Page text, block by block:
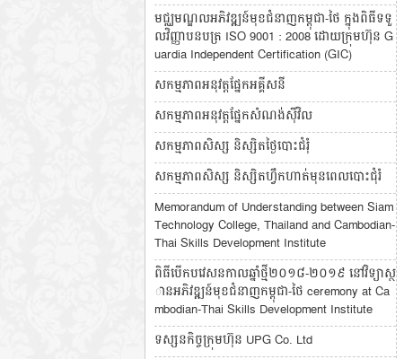
មជ្ឈមណ្ឌលអភិវឌ្ឍន៍មុខជំនាញកម្ពុជា-ថៃ ក្នុងពិធីទទួ
លវិញ្ញាបនបត្រ ISO 9001 : 2008 ដោយក្រុមហ៊ុន G
uardia Independent Certification (GIC)
សកម្មភាពអនុវត្តផ្នែកអគ្គីសនី
សកម្មភាពអនុវត្តផ្នែកសំណង់ស៊ីវិល
សកម្មភាពសិស្ស និស្សិតថ្ងៃបោះជំរុំ
សកម្មភាពសិស្ស​ និស្សិតហ្វឹកហាត់មុនពេលបោះជុំរំ
Memorandum of Understanding between Siam
Technology College, Thailand and Cambodian-
Thai Skills Development Institute
ពិធីបើកបវេសនកាលឆ្នាំថ្មី២០១៨-២០១៩ នៅវិទ្យាស្ថ
ានអភិវឌ្ឍន៍មុខជំនាញកម្ពុជា-ថៃ ceremony at Ca
mbodian-Thai Skills Development Institute
ទស្សនកិច្ចក្រុមហ៊ុន UPG Co. Ltd